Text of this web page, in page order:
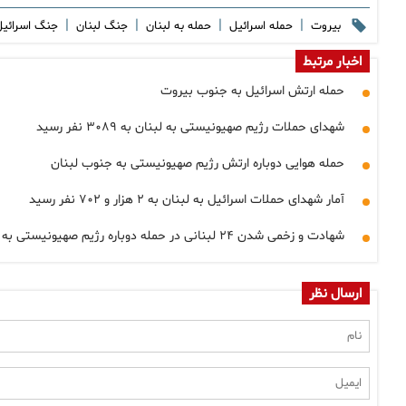
بیروت | حمله اسرائیل | حمله به لبنان | جنگ لبنان | جنگ
اخبار مرتبط
حمله ارتش اسرائیل به جنوب بیروت
شهدای حملات رژیم صهیونیستی به لبنان به ۳۰۸۹ نفر رسید
حمله هوایی دوباره ارتش رژیم صهیونیستی به جنوب لبنان
آمار شهدای حملات اسرائیل به لبنان به ۲ هزار و ۷۰۲ نفر رسید
شهادت و زخمی شدن ۲۴ لبنانی در حمله دوباره رژیم صهیونیستی به جنوب لبنان
ارسال نظر